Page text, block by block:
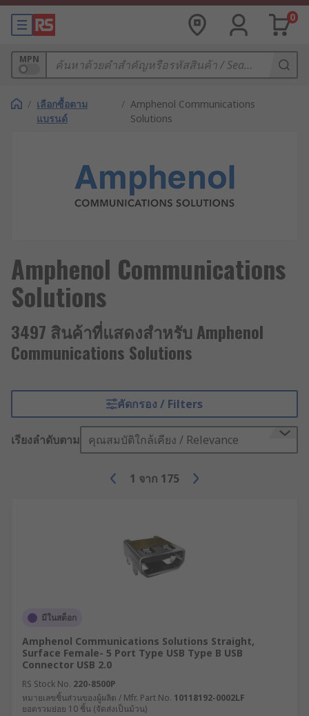
0
MPN
/ เลือกซื้อตาม
แบรนด์
/ Amphenol Communications
Solutions
Amphenol Communications
Solutions
3497 สินค้าที่แสดงสำหรับ Amphenol
Communications Solutions
คัดกรอง / Filters
เรียงลำดับตาม คุณสมบัติใกล้เคียง / Relevance
1 จาก 175
มีในสต็อก
Amphenol Communications Solutions Straight,
Surface Female- 5 Port Type USB Type B USB
Connector USB 2.0
RS Stock No. 220-8500P
หมายเลขชิ้นส่วนของผู้ผลิต / Mfr. Part No. 10118192-0002LF
ยอดรวมย่อย 10 ชิ้น (จัดส่งเป็นม้วน)